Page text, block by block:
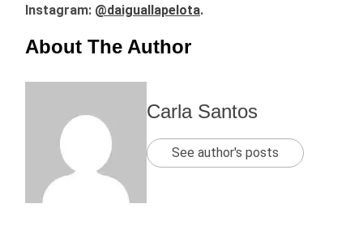
Instagram: @daiguallapelota.
About The Author
Carla Santos
See author's posts